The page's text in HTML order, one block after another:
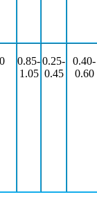
0.85-
1.05
0.25-
0.45
0.40-
0.60